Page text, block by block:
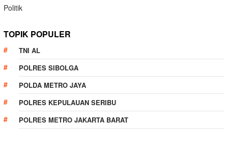
Politik
TOPIK POPULER
TNI AL
POLRES SIBOLGA
POLDA METRO JAYA
POLRES KEPULAUAN SERIBU
POLRES METRO JAKARTA BARAT